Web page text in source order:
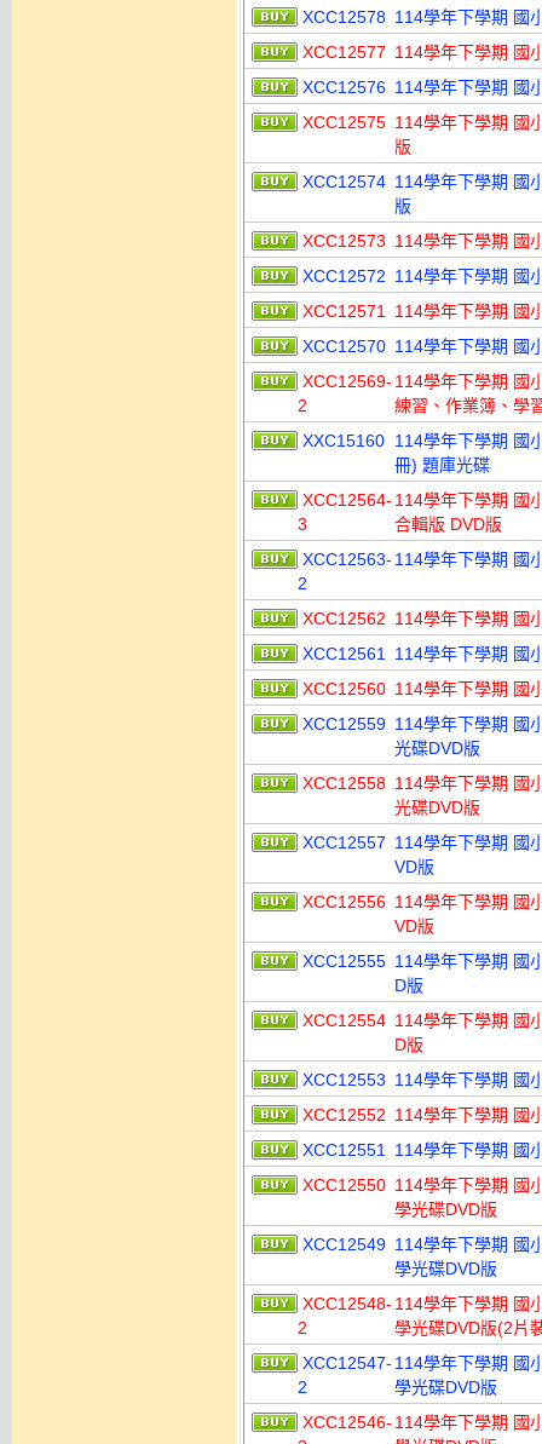
XCC12578 114學年下學期 國
XCC12577 114學年下學期 國
XCC12576 114學年下學期 國
XCC12575 114學年下學期 國
版
XCC12574 114學年下學期 國
版
XCC12573 114學年下學期 國
XCC12572 114學年下學期 國
XCC12571
114學年下學期 國
XCC12570 114學年下學期 國
XCC12569-
2
114學年下學期 國
練習、作業簿、學
XXC15160 114學年下學期 國
冊) 題庫光碟
XCC12564-
3
114學年下學期 國
合輯版 DVD版
XCC12563-
2
114學年下學期 國
XCC12562 114學年下學期 國
XCC12561
114學年下學期 國
XCC12560 114學年下學期 國
XCC12559 114學年下學期 國
光碟DVD版
XCC12558 114學年下學期 國
光碟DVD版
XCC12557 114學年下學期 國
VD版
XCC12556 114學年下學期 國
VD版
XCC12555 114學年下學期 國
D版
XCC12554 114學年下學期 國
D版
XCC12553 114學年下學期 國
XCC12552 114學年下學期 國
XCC12551
114學年下學期 國
XCC12550 114學年下學期 國
學光碟DVD版
XCC12549 114學年下學期 國
學光碟DVD版
XCC12548-
2
114學年下學期 國
學光碟DVD版(2片
XCC12547-
2
114學年下學期 國
學光碟DVD版
XCC12546- 114學年下學期 國